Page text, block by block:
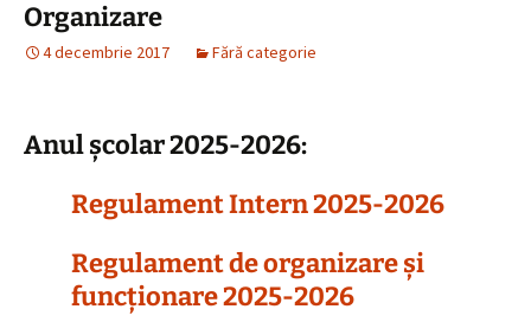
Organizare
4 decembrie 2017 Fără categorie
Anul școlar 2025-2026:
Regulament Intern 2025-2026
Regulament de organizare și
funcționare 2025-2026